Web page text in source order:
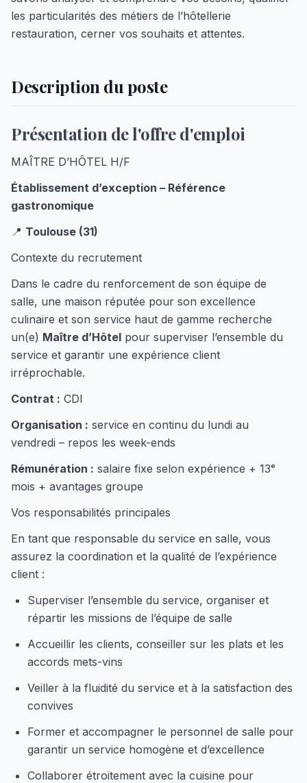
les particularités des métiers de l’hôtellerie
restauration, cerner vos souhaits et attentes.
Description du poste
Présentation de l'offre d'emploi
MAÎTRE D’HÔTEL H/F
Établissement d’exception – Référence
gastronomique
📍 Toulouse (31)
Contexte du recrutement
Dans le cadre du renforcement de son équipe de
salle, une maison réputée pour son excellence
culinaire et son service haut de gamme recherche
un(e) Maître d’Hôtel pour superviser l’ensemble du
service et garantir une expérience client
irréprochable.
Contrat : CDI
Organisation : service en continu du lundi au
vendredi – repos les week-ends
Rémunération : salaire fixe selon expérience + 13ᵉ
mois + avantages groupe
Vos responsabilités principales
En tant que responsable du service en salle, vous
assurez la coordination et la qualité de l’expérience
client :
Superviser l’ensemble du service, organiser et
répartir les missions de l’équipe de salle
Accueillir les clients, conseiller sur les plats et les
accords mets-vins
Veiller à la fluidité du service et à la satisfaction des
convives
Former et accompagner le personnel de salle pour
garantir un service homogène et d’excellence
Collaborer étroitement avec la cuisine pour